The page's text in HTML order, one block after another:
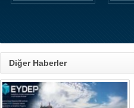
Diğer Haberler